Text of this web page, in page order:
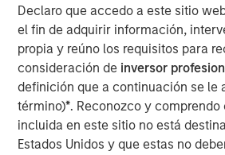
Declaro que accedo a este sitio
el fin de adquirir información,
propia y reúno los requisitos para
consideración de inversor
definición que a continuación se le
término)*. Reconozco y
incluida en este sitio no está
Estados Unidos y que estas no
external debt facilities.
Established in 2015, Metra Living has
scaled, institutionally managed PRS
delivering high-quality rental
concentrated in supply-constrained
supported by strong underlying
favourable long-term market